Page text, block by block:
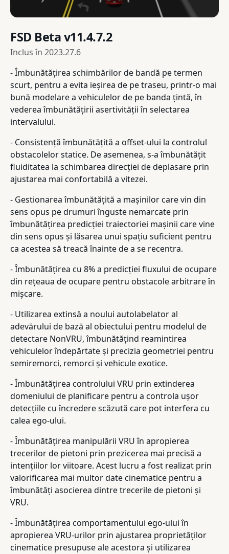
FSD Beta v11.4.7.2
Inclus în 2023.27.6
- Îmbunătățirea schimbărilor de bandă pe termen
scurt, pentru a evita ieșirea de pe traseu, printr-o mai
bună modelare a vehiculelor de pe banda țintă, în
vederea îmbunătățirii asertivității în selectarea
intervalului.
- Consistență îmbunătățită a offset-ului la controlul
obstacolelor statice. De asemenea, s-a îmbunătățit
fluiditatea la schimbarea direcției de deplasare prin
ajustarea mai confortabilă a vitezei.
- Gestionarea îmbunătățită a mașinilor care vin din
sens opus pe drumuri înguste nemarcate prin
îmbunătățirea predicției traiectoriei mașinii care vine
din sens opus și lăsarea unui spațiu suficient pentru
ca acestea să treacă înainte de a se recentra.
- Îmbunătățirea cu 8% a predicției fluxului de ocupare
din rețeaua de ocupare pentru obstacole arbitrare în
mișcare.
- Utilizarea extinsă a noului autolabelator al
adevărului de bază al obiectului pentru modelul de
detectare NonVRU, îmbunătățind reamintirea
vehiculelor îndepărtate și precizia geometriei pentru
semiremorci, remorci și vehicule exotice.
- Îmbunătățirea controlului VRU prin extinderea
domeniului de planificare pentru a controla ușor
detecțiile cu încredere scăzută care pot interfera cu
calea ego-ului.
- Îmbunătățirea manipulării VRU în apropierea
trecerilor de pietoni prin prezicerea mai precisă a
intențiilor lor viitoare. Acest lucru a fost realizat prin
valorificarea mai multor date cinematice pentru a
îmbunătăți asocierea dintre trecerile de pietoni și
VRU.
- Îmbunătățirea comportamentului ego-ului în
apropierea VRU-urilor prin ajustarea proprietăților
cinematice presupuse ale acestora și utilizarea